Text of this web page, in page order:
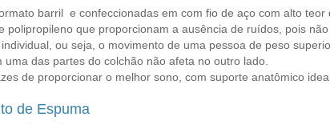
barril e confeccionadas em com fio de aço com alto
polipropileno que proporcionam a ausência de ruídos, pois
ou seja, o movimento de uma pessoa de peso
das partes do colchão não afeta no outro lado.
de proporcionar o melhor sono, com suporte anatômico
de Espuma